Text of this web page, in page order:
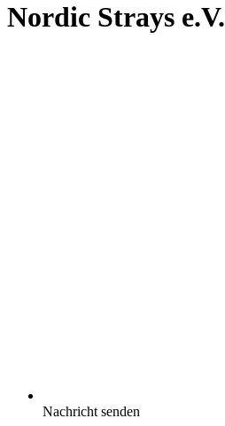
Nordic Strays e.V.
Nachricht senden